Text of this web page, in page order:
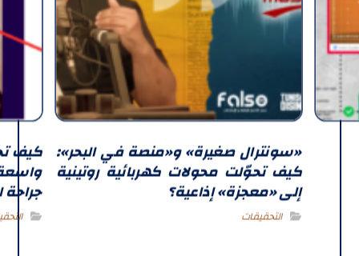
«سونترال صغيرة» و«منصة في البحر»:
كيف تحوّلت محولات كهربائية روتينية
إلى «معجزة» إذاعية؟
التحقيقات
كيف
جراحة